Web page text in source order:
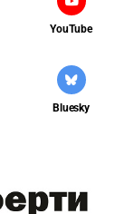
YouTube
Bluesky